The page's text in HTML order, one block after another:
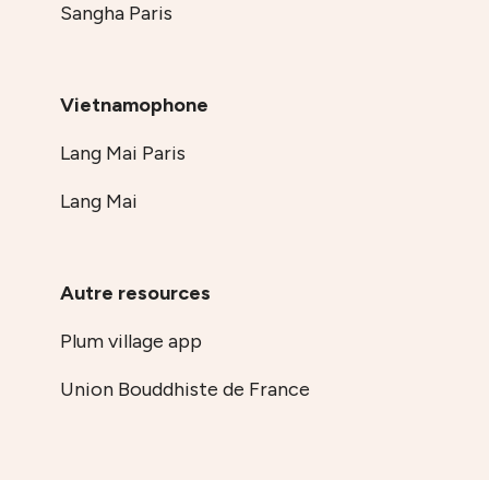
Sangha Paris
Vietnamophone
Lang Mai Paris
Lang Mai
Autre resources
Plum village app
Union Bouddhiste de France